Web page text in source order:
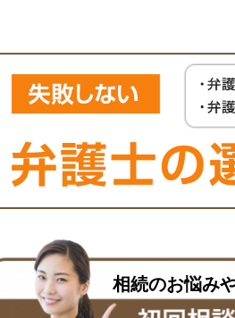
相続のお悩み